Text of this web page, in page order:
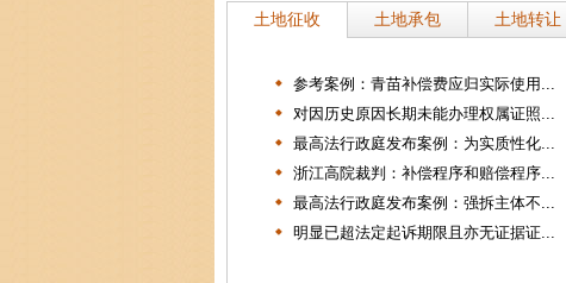
土地征收 土地承包 土地转让
参考案例：青苗补偿费应归实际使用...
对因历史原因长期未能办理权属证照...
最高法行政庭发布案例：为实质性化...
浙江高院裁判：补偿程序和赔偿程序...
最高法行政庭发布案例：强拆主体不...
明显已超法定起诉期限且亦无证据证...